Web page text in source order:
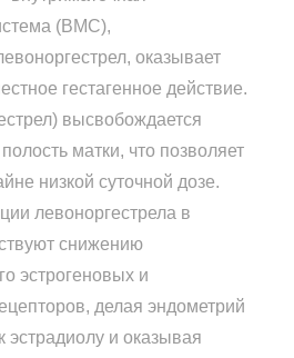
(ВМС),
оказывает
гестагенное действие.
высвобождается
матки, что позволяет
низкой суточной дозе.
левоноргестрела в
снижению
эстрогеновых и
делая эндометрий
и оказывая